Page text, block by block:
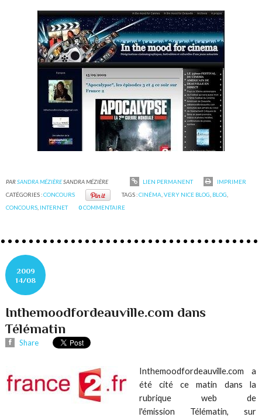
PARSANDRA MÉZIÈRESANDRA MÉZIÈRE LIEN PERMANENT
IMPRIMER
CATÉGORIES :CONCOURS TAGS :CINÉMA VERY NICE BLOG BLOG
CONCOURS INTERNET 0COMMENTAIRE
2009
14/08
Inthemoodfordeauville.com dans
Télématin
Share
Inthemoodfordeauville.com a
été cité ce matin dans la
rubrique web de
l'émission Télématin, sur